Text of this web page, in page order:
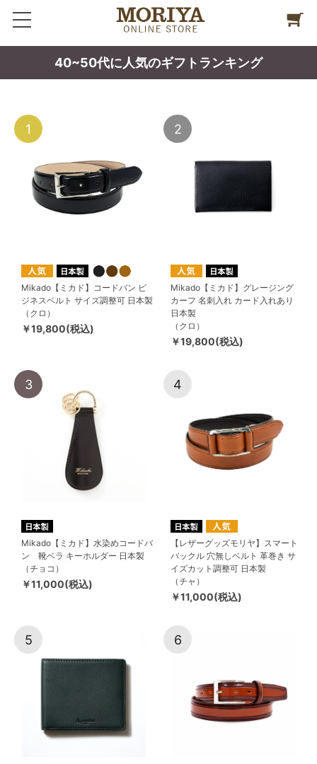
40~50代に人気のギフトランキング
1
Mikado【ミカド】コードバン ビ
ジネスベルト サイズ調整可 日本製
（クロ）
￥19,800(税込)
2
Mikado【ミカド】グレージング
カーフ 名刺入れ カード入れあり
日本製
（クロ）
￥19,800(税込)
3
Mikado【ミカド】水染めコードバ
ン 靴ベラ キーホルダー 日本製
（チョコ）
￥11,000(税込)
4
【レザーグッズモリヤ】スマート
バックル 穴無しベルト 革巻き サ
イズカット調整可 日本製
（チャ）
￥11,000(税込)
5 6